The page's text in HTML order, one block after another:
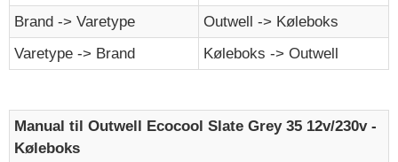
Brand -> Varetype
Outwell -> Køleboks
Varetype -> Brand
Køleboks -> Outwell
Manual til Outwell Ecocool Slate Grey 35 12v/230v -
Køleboks